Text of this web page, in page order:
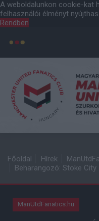
A weboldalunkon cookie-kat
felhasználói élményt
Rendben
Főoldal Hírek
Beharangozó: Stoke
ManUtdFanatics.hu